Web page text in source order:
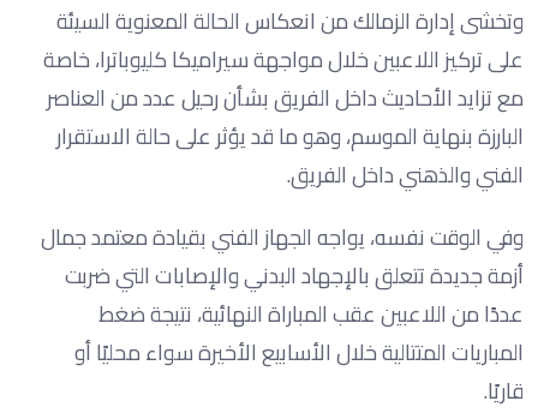
وتخشى إدارة الزمالك من انعكاس الحالة المعنوية السيئة
على تركيز اللاعبين خلال مواجهة سيراميكا كليوباترا، خاصة
مع تزايد الأحاديث داخل الفريق بشأن رحيل عدد من العناصر
البارزة بنهاية الموسم، وهو ما قد يؤثر على حالة الاستقرار
الفني والذهني داخل الفريق.
وفي الوقت نفسه، يواجه الجهاز الفني بقيادة معتمد جمال
أزمة جديدة تتعلق بالإجهاد البدني والإصابات التي ضربت
عددًا من اللاعبين عقب المباراة النهائية، نتيجة ضغط
المباريات المتتالية خلال الأسابيع الأخيرة سواء محليًا أو
قاريًا.